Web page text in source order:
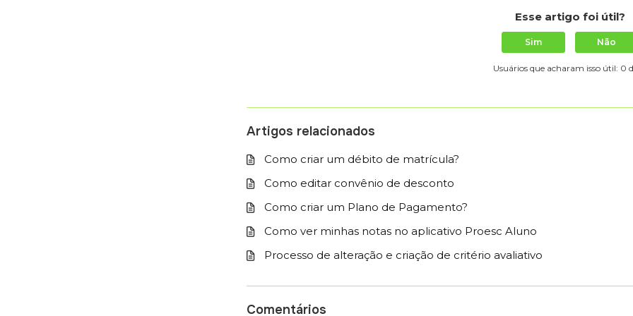
Esse artigo foi útil?
Sim Não
Usuários que acharam isso útil: 0
Artigos relacionados
Como criar um débito de matrícula?
Como editar convênio de desconto
Como criar um Plano de Pagamento?
Como ver minhas notas no aplicativo Proesc Aluno
Processo de alteração e criação de critério avaliativo
Comentários